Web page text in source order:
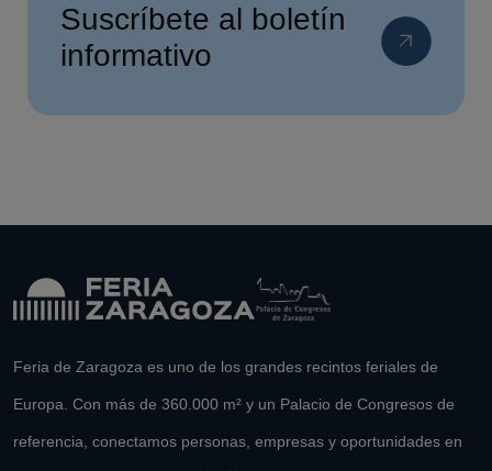
Suscríbete al boletín
informativo
Feria de Zaragoza es uno de los grandes recintos feriales de
Europa. Con más de 360.000 m² y un Palacio de Congresos de
referencia, conectamos personas, empresas y oportunidades en